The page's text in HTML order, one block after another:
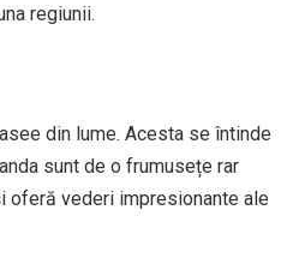
regiunii.
din lume. Acesta se întinde
sunt de o frumusețe rar
oferă vederi impresionante ale